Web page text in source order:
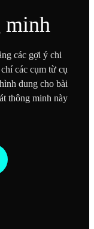
minh
các gợi ý chi
các cụm từ cụ
dung cho bài
thông minh này